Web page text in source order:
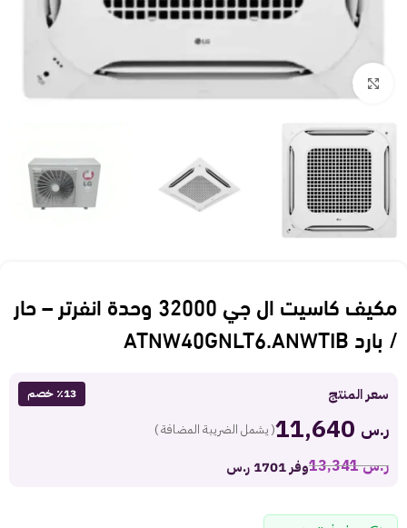
Click to enlarge
مكيف كاسيت ال جي 32000 وحدة انفرتر – حار
/ بارد ATNW40GNLT6.ANWTIB
سعر المنتج ٪13 خصم
ر.س ( يشمل الضريبة المضافة )
ر.س13,341 وفر 1701 ر.س